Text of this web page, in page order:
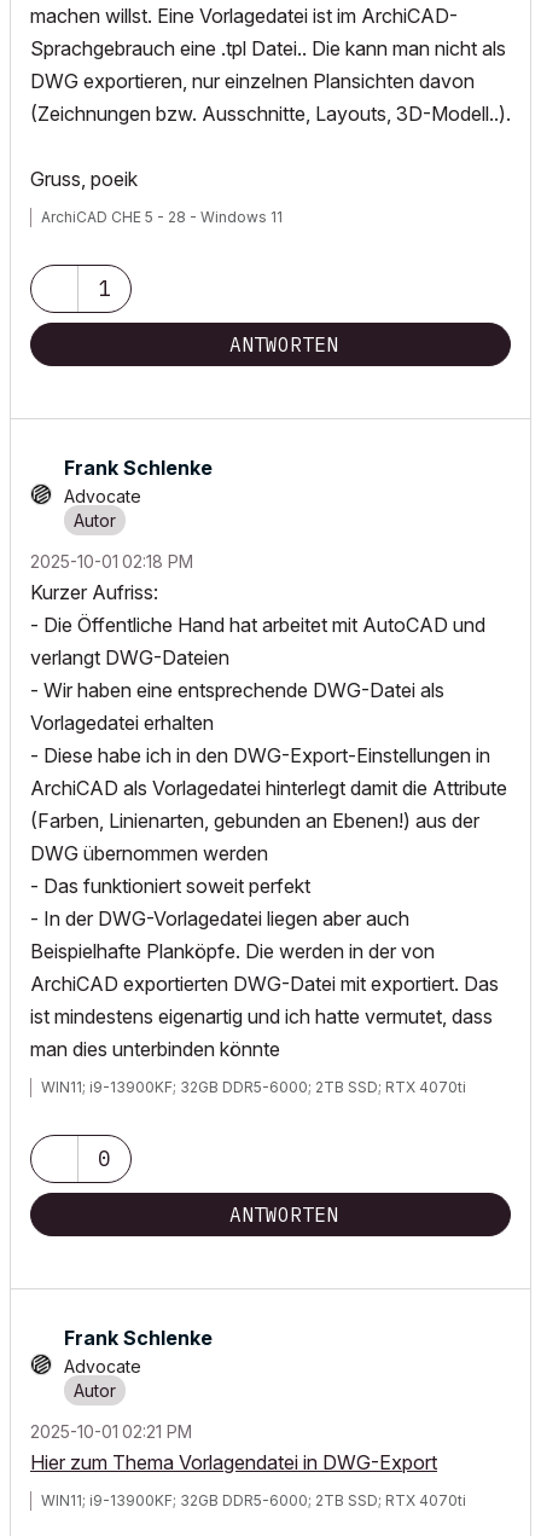
machen willst. Eine Vorlagedatei ist im ArchiCAD-
Sprachgebrauch eine .tpl Datei.. Die kann man nicht als
DWG exportieren, nur einzelnen Plansichten davon
(Zeichnungen bzw. Ausschnitte, Layouts, 3D-Modell..).
Gruss, poeik
ArchiCAD CHE 5 - 28 - Windows 11
1
ANTWORTEN
Frank Schlenke
Advocate
‎2025-10-01 02:18 PM
Kurzer Aufriss:
- Die Öffentliche Hand hat arbeitet mit AutoCAD und
verlangt DWG-Dateien
- Wir haben eine entsprechende DWG-Datei als
Vorlagedatei erhalten
- Diese habe ich in den DWG-Export-Einstellungen in
ArchiCAD als Vorlagedatei hinterlegt damit die Attribute
(Farben, Linienarten, gebunden an Ebenen!) aus der
DWG übernommen werden
- Das funktioniert soweit perfekt
- In der DWG-Vorlagedatei liegen aber auch
Beispielhafte Planköpfe. Die werden in der von
ArchiCAD exportierten DWG-Datei mit exportiert. Das
ist mindestens eigenartig und ich hatte vermutet, dass
man dies unterbinden könnte
WIN11; i9-13900KF; 32GB DDR5-6000; 2TB SSD; RTX 4070ti
0
ANTWORTEN
Frank Schlenke
Advocate
‎2025-10-01 02:21 PM
Hier zum Thema Vorlagendatei in DWG-Export
WIN11; i9-13900KF; 32GB DDR5-6000; 2TB SSD; RTX 4070ti